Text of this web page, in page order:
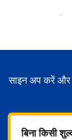
मेहमानों का स्वागत
साइन अप करें और
बिना किसी